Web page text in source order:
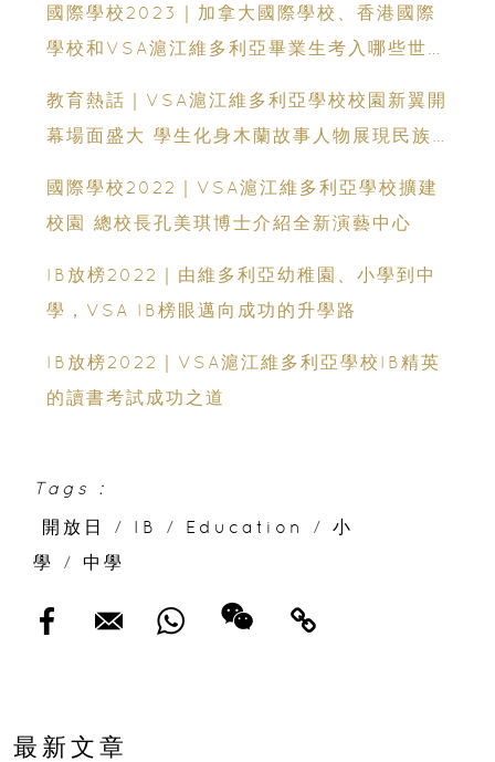
國際學校2023｜加拿大國際學校、香港國際
學校和VSA滬江維多利亞畢業生考入哪些世界
教育熱話｜VSA滬江維多利亞學校校園新翼開
幕場面盛大 學生化身木蘭故事人物展現民族
國際學校2022｜VSA滬江維多利亞學校擴建
校園 總校長孔美琪博士介紹全新演藝中心
IB放榜2022｜由維多利亞幼稚園、小學到中
學，VSA IB榜眼邁向成功的升學路
IB放榜2022｜VSA滬江維多利亞學校IB精英
的讀書考試成功之道
Tags :
開放日
/ IB / Education /
小
學
/ 中學
最新文章